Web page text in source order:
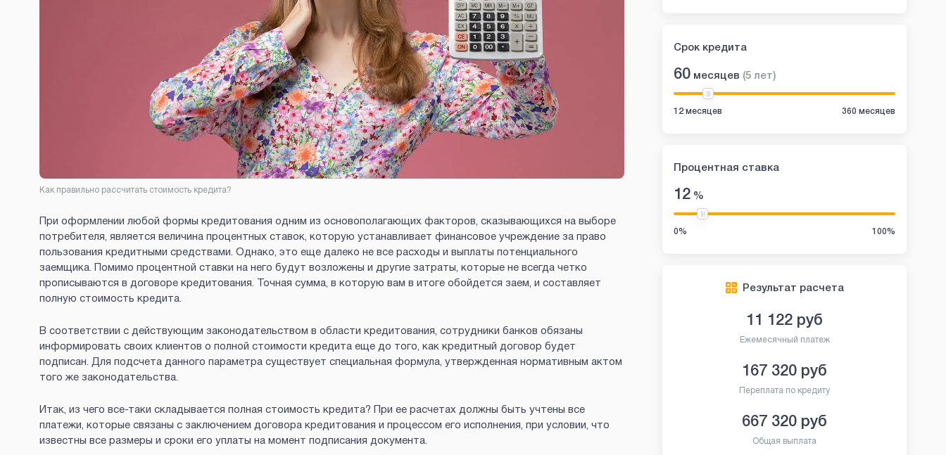
Как правильно рассчитать стоимость кредита?
При оформлении любой формы кредитования одним из основополагающих факторов, сказывающихся на выборе
потребителя, является величина процентных ставок, которую устанавливает финансовое учреждение за право
пользования кредитными средствами. Однако, это еще далеко не все расходы и выплаты потенциального
заемщика. Помимо процентной ставки на него будут возложены и другие затраты, которые не всегда четко
прописываются в договоре кредитования. Точная сумма, в которую вам в итоге обойдется заем, и составляет
полную стоимость кредита.
В соответствии с действующим законодательством в области кредитования, сотрудники банков обязаны
информировать своих клиентов о полной стоимости кредита еще до того, как кредитный договор будет
подписан. Для подсчета данного параметра существует специальная формула, утвержденная нормативным актом
того же законодательства.
Итак, из чего все-таки складывается полная стоимость кредита? При ее расчетах должны быть учтены все
платежи, которые связаны с заключением договора кредитования и процессом его исполнения, при условии, что
известны все размеры и сроки его уплаты на момент подписания документа.
Срок кредита
60 месяцев (5 лет)
12 месяцев 360 месяцев
Процентная ставка
12 %
0% 100%
Результат расчета
11 122 руб
Ежемесячный платеж
167 320 руб
Переплата по кредиту
667 320 руб
Общая выплата